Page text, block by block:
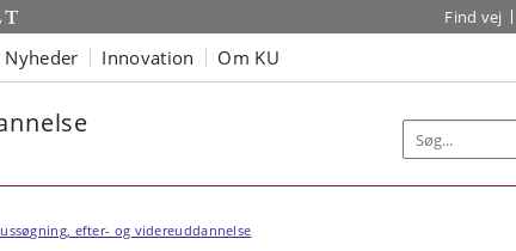
Find vej
Nyheder Innovation Om KU
efter- og videreuddannelse